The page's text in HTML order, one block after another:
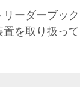
ーダーブッ
を取り扱って